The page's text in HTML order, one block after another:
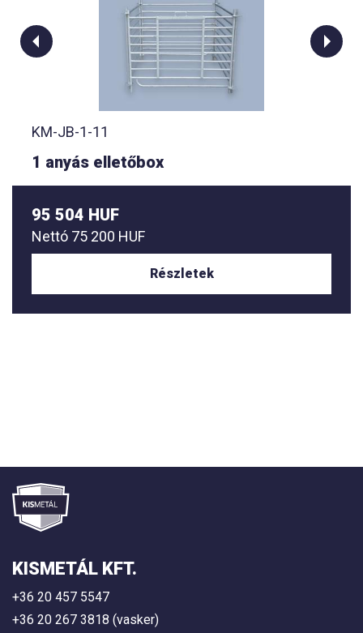
KM-JB-1-11
1 anyás elletőbox
95 504 HUF
Nettó 75 200 HUF
Részletek
KISMETÁL KFT.
+36 20 457 5547
+36 20 267 3818 (vasker)